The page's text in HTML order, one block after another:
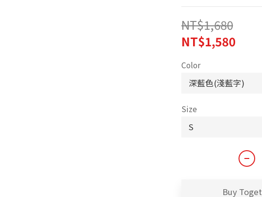
NT$1,680
NT$1,580
Color
Size
Buy